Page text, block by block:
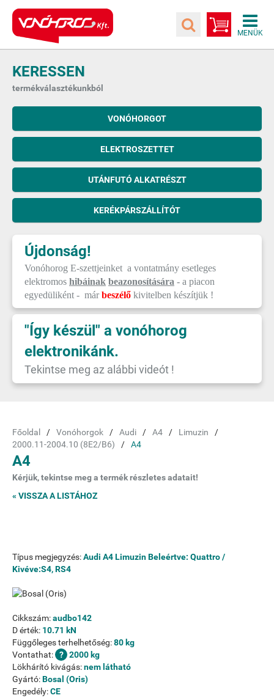
KERESSEN
termékválasztékunkból
VONÓHORGOT
ELEKTROSZETTET
UTÁNFUTÓ ALKATRÉSZT
KERÉKPÁRSZÁLLÍTÓT
Újdonság!
Vonóhorog E-szettjeinket a vontatmány esetleges
elektromos hibáinak beazonosítására - a piacon
egyedüliként - márbeszélő kivitelben készítjük !
"Így készül" a vonóhorog
elektronikánk.
Tekintse meg az alábbi videót !
Főoldal Vonóhorgok Audi A4
Limuzin
2000.11-2004.10 (8E2/B6)
A4
A4
Kérjük, tekintse meg a termék részletes adatait!
« VISSZA A LISTÁHOZ
Típus megjegyzés:Audi A4 Limuzin Beleértve: Quattro /
Kivéve:S4, RS4
Cikkszám:audbo142
D érték: 10.71 kN
Függőleges terhelhetőség:80 kg
Vontathat:
2000 kg
Lökhárító kivágás:nem látható
Gyártó:Bosal (Oris)
Engedély:CE